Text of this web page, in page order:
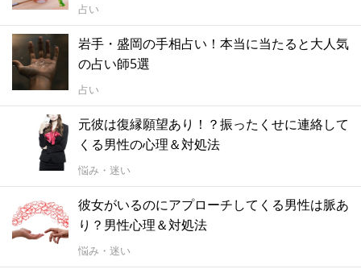
占い
岩手・盛岡の手相占い！本当に当たると大人気
の占い師5選
占い
元彼は復縁願望あり！？振ったくせに連絡して
くる男性の心理＆対処法
悩み・迷い
彼女がいるのにアプローチしてくる男性は脈あ
り？男性心理＆対処法
悩み・迷い